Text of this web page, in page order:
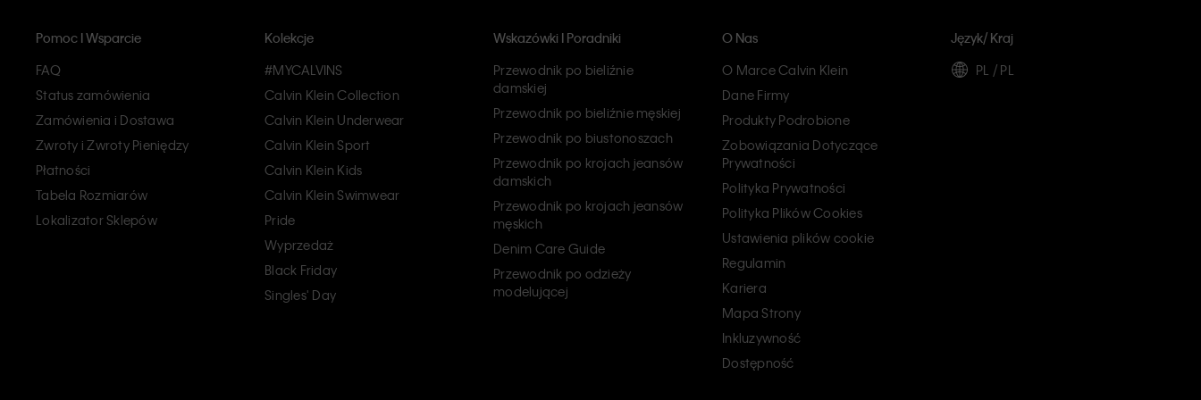
Pomoc I Wsparcie
FAQ
Status zamówienia
Zamówienia i Dostawa
Zwroty i Zwroty Pieniędzy
Płatności
Tabela Rozmiarów
Lokalizator Sklepów
Kolekcje
#MYCALVINS
Calvin Klein Collection
Calvin Klein Underwear
Calvin Klein Sport
Calvin Klein Kids
Calvin Klein Swimwear
Pride
Wyprzedaż
Black Friday
Singles' Day
Wskazówki I Poradniki
Przewodnik po bieliźnie
damskiej
Przewodnik po bieliźnie męskiej
Przewodnik po biustonoszach
Przewodnik po krojach jeansów
damskich
Przewodnik po krojach jeansów
męskich
Denim Care Guide
Przewodnik po odzieży
modelującej
O Nas
O Marce Calvin Klein
Dane Firmy
Produkty Podrobione
Zobowiązania Dotyczące
Prywatności
Polityka Prywatności
Polityka Plików Cookies
Ustawienia plików cookie
Regulamin
Kariera
Mapa Strony
Inkluzywność
Dostępność
Język/ Kraj
PL / PL